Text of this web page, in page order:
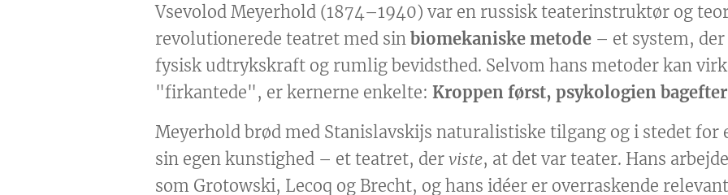
Vsevolod Meyerhold (1874–1940) var en russisk teaterinstruktør og
revolutionerede teatret med sin biomekaniske metode– et system,
fysisk udtrykskraft og rumlig bevidsthed. Selvom hans metoder kan
"firkantede", er kernerne enkelte: Kroppen først, psykologien bagefter
Meyerhold brød med Stanislavskijs naturalistiske tilgang og i stedet for
sin egen kunstighed – et teatret, der viste, at det var teater. Hans
som Grotowski, Lecoq og Brecht, og hans idéer er overraskende